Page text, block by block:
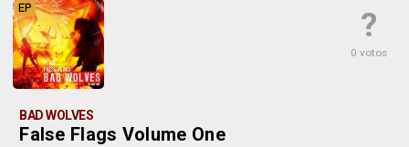
?
0 votos
EP
BAD WOLVES
False Flags Volume One